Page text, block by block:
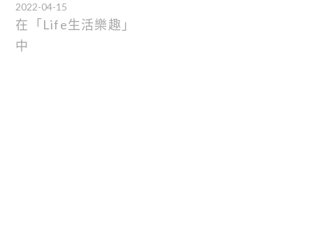
2022-04-15
在「Life生活樂趣」
中